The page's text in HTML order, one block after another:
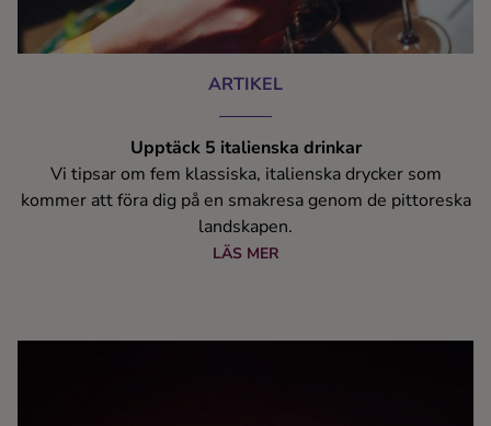
Rom
Tequila
ARTIKEL
Upptäck 5 italienska drinkar
Vi tipsar om fem klassiska, italienska drycker som
kommer att föra dig på en smakresa genom de pittoreska
landskapen.
LÄS MER